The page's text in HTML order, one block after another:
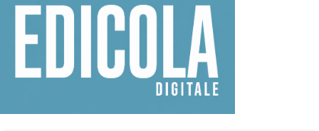
pilastri fondamentali – produttività, sostenibilità,
cultura aziendale e certificazioni – che insieme
delineano un approccio concreto e coerente alla
crescita. Come ricorda Trionfera, la vera sostenibilità
non è solo una questione ambientale, ma anche